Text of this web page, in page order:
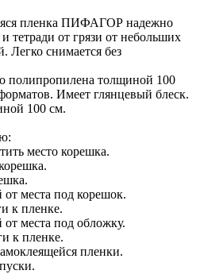
пленка ПИФАГОР надежно
тетради от грязи от небольших
Легко снимается без
полипропилена толщиной 100
Имеет глянцевый блеск.
100 см.
место корешка.
места под корешок.
к пленке.
места под обложку.
к пленке.
пленки.